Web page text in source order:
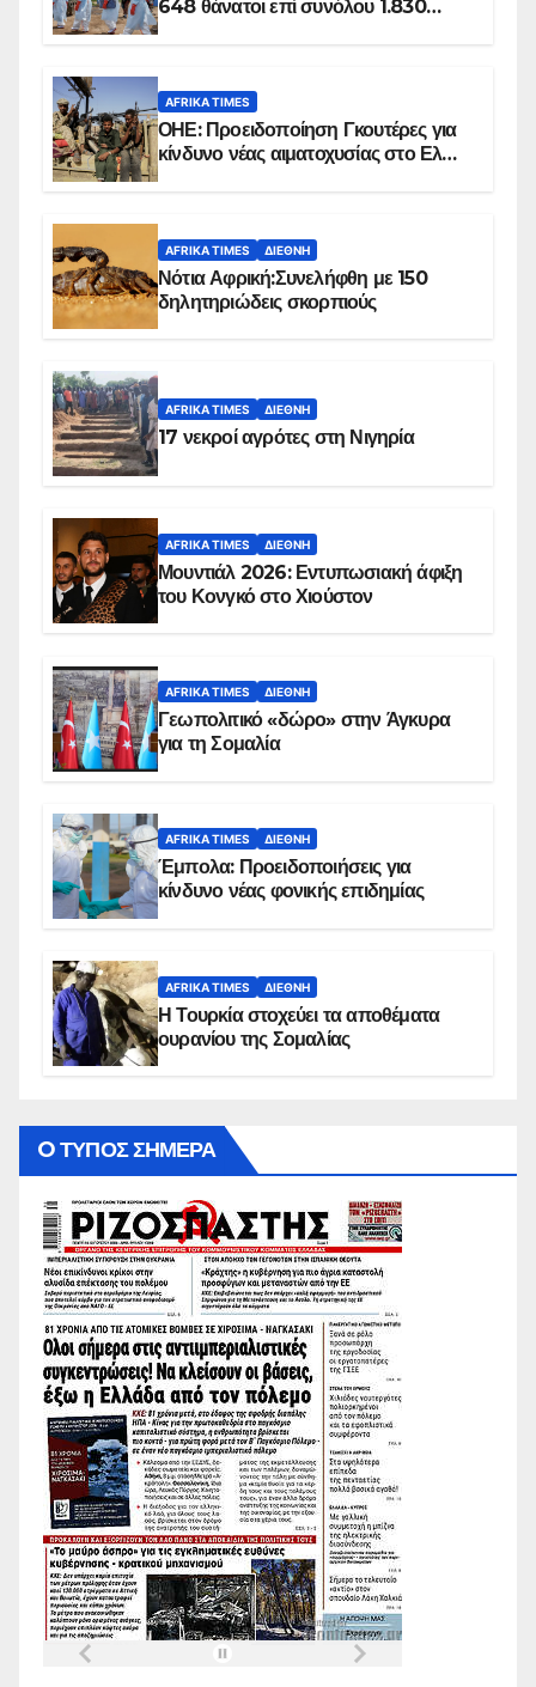
648 θάνατοι επί συνόλου 1.830
AFRIKA TIMES
ΟΗΕ: Προειδοποίηση Γκουτέρες για
κίνδυνο νέας αιματοχυσίας στο Ελ
AFRIKA TIMES ΔΙΕΘΝΉ
Νότια Αφρική:Συνελήφθη με 150
δηλητηριώδεις σκορπιούς
AFRIKA TIMES ΔΙΕΘΝΉ
17 νεκροί αγρότες στη Νιγηρία
AFRIKA TIMES ΔΙΕΘΝΉ
Μουντιάλ 2026: Εντυπωσιακή άφιξη
του Κονγκό στο Χιούστον
AFRIKA TIMES ΔΙΕΘΝΉ
Γεωπολιτικό «δώρο» στην Άγκυρα
για τη Σομαλία
AFRIKA TIMES ΔΙΕΘΝΉ
Έμπολα: Προειδοποιήσεις για
κίνδυνο νέας φονικής επιδημίας
AFRIKA TIMES ΔΙΕΘΝΉ
Η Τουρκία στοχεύει τα αποθέματα
ουρανίου της Σομαλίας
O ΤΥΠΟΣ ΣΗΜΕΡΑ